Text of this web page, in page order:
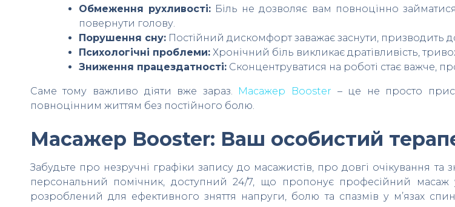
Обмеження рухливості:Біль не дозволяє вам повноцінно
повернути голову.
Порушення сну:Постійний дискомфорт заважає заснути, призводить
Психологічні проблеми:Хронічний біль викликає дратівливість,
Зниження працездатності:Сконцентруватися на роботі стає важче,
Саме тому важливо діяти вже зараз. Масажер Booster – це не просто
повноцінним життям без постійного болю.
Масажер Booster: Ваш особистий
Забудьте про незручні графіки запису до масажистів, про довгі очікування та
персональний помічник, доступний 24/7, що пропонує професійний
розроблений для ефективного зняття напруги, болю та спазмів у м’язах